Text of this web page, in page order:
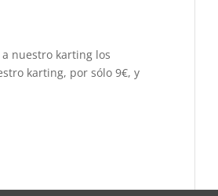
nuestro karting los
karting, por sólo 9€, y